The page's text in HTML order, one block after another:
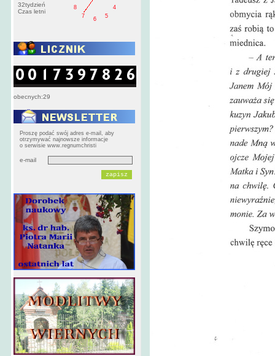
32tydzień
Czas letni
4
5
6
7
8
obecnych:29
Proszę podać swój adres e-mail, aby
otrzymywać najnowsze informacje
o serwisie www.regnumchristi
e-mail